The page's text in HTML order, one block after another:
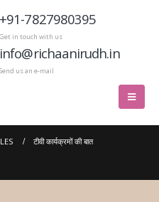
+91-7827980395
Get in touch with us
info@richaanirudh.in
Send us an e-mail
टीवी कार्यक्रमों की बात